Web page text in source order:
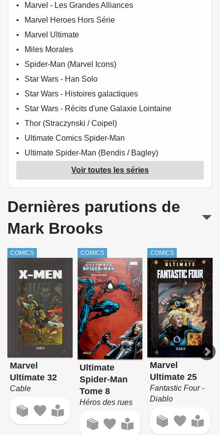
Marvel - Les Grandes Alliances
Marvel Heroes Hors Série
Marvel Ultimate
Miles Morales
Spider-Man (Marvel Icons)
Star Wars - Han Solo
Star Wars - Histoires galactiques
Star Wars - Récits d'une Galaxie Lointaine
Thor (Straczynski / Coipel)
Ultimate Comics Spider-Man
Ultimate Spider-Man (Bendis / Bagley)
Ultimate X-Men (Marvel Deluxe)
Uncanny X-Force
Voir toutes les séries
Dernières parutions de
Mark Brooks
COMICS
Marvel
Ultimate 32
Cable
COMICS
Ultimate
Spider-Man
Tome 8
Héros des rues
COMICS
Marvel
Ultimate 25
Fantastic Four -
Diablo